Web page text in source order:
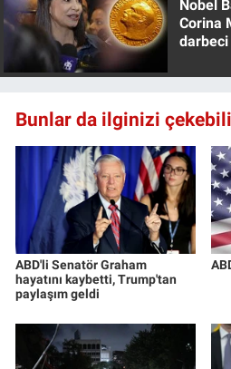
Nobel
Corina
darbeci
Bunlar da ilginizi
ABD'li Senatör Graham
hayatını kaybetti, Trump'tan
paylaşım geldi